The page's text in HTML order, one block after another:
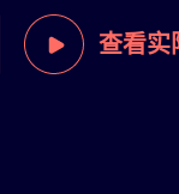
查看实